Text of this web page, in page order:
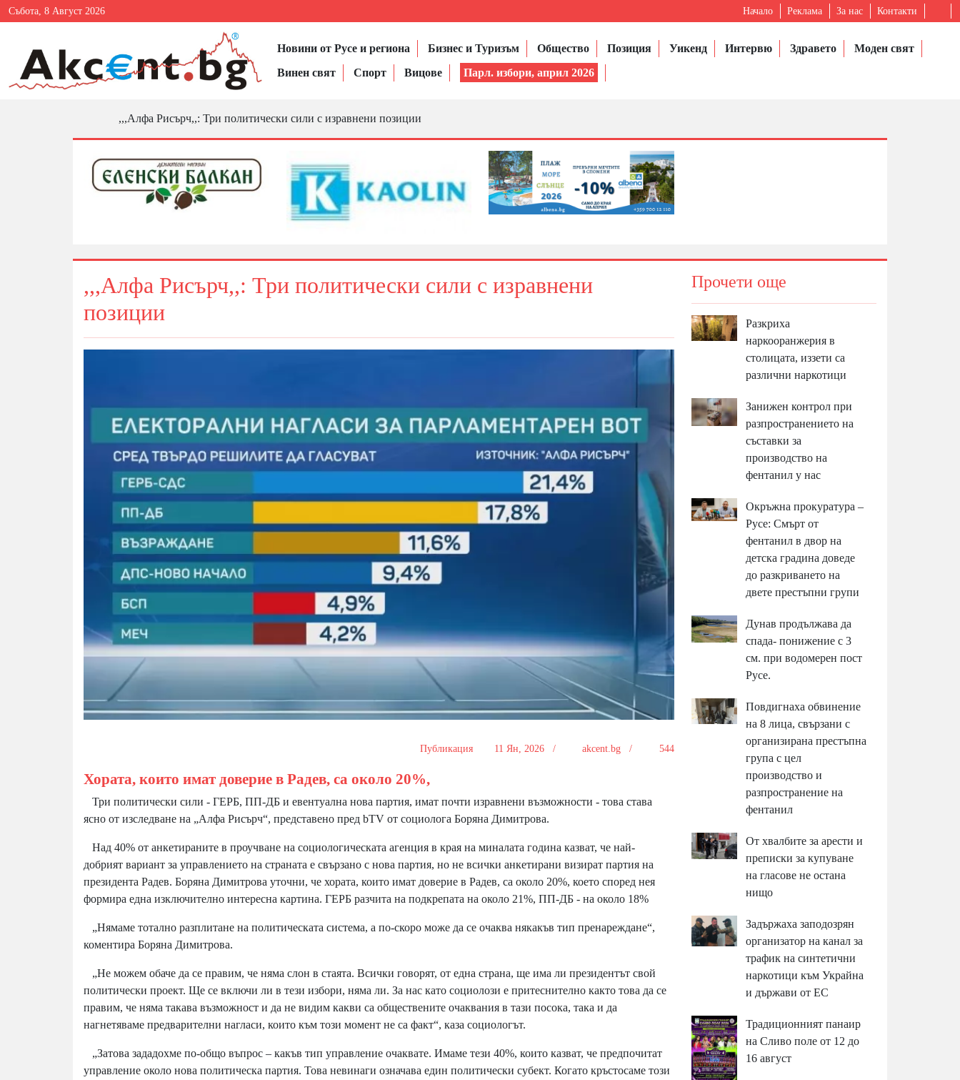
Събота, 8 Август 2026 Начало Реклама За нас Контакти
Новини от Русе и региона Бизнес и Туризъм Общество Позиция Уикенд Интервю Здравето
Моден свят
Винен свят
Спорт Вицове Парл. избори, април 2026
,,,Алфа Рисърч,,: Три политически сили с изравнени позиции
,,,Алфа Рисърч,,: Три политически сили с изравнени
позиции
Публикация 11 Ян, 2026 / akcent.bg / 544
Хората, които имат доверие в Радев, са около 20%,
Три политически сили - ГЕРБ, ПП-ДБ и евентуална нова партия, имат почти изравнени възможности - това става
ясно от изследване на „Алфа Рисърч“, представено пред bTV от социолога Боряна Димитрова.
Над 40% от анкетираните в проучване на социологическата агенция в края на миналата година казват, че най-
добрият вариант за управлението на страната е свързано с нова партия, но не всички анкетирани визират партия на
президента Радев. Боряна Димитрова уточни, че хората, които имат доверие в Радев, са около 20%, което според нея
формира една изключително интересна картина. ГЕРБ разчита на подкрепата на около 21%, ПП-ДБ - на около 18%
„Нямаме тотално разплитане на политическата система, а по-скоро може да се очаква някакъв тип пренареждане“,
коментира Боряна Димитрова.
„Не можем обаче да се правим, че няма слон в стаята. Всички говорят, от една страна, ще има ли президентът свой
политически проект. Ще се включи ли в тези избори, няма ли. За нас като социолози е притеснително както това да се
правим, че няма такава възможност и да не видим какви са обществените очаквания в тази посока, така и да
нагнетяваме предварителни нагласи, които към този момент не са факт“, каза социологът.
„Затова зададохме по-общо въпрос – какъв тип управление очаквате. Имаме тези 40%, които казват, че предпочитат
управление около нова политическа партия. Това невинаги означава един политически субект. Когато кръстосаме този
Прочети още
Разкриха
наркооранжерия в
столицата, иззети са
различни наркотици
Занижен контрол при
разпространението на
съставки за
производство на
фентанил у нас
Окръжна прокуратура –
Русе: Смърт от
фентанил в двор на
детска градина доведе
до разкриването на
двете престъпни групи
Дунав продължава да
спада- понижение с 3
см. при водомерен пост
Русе.
Повдигнаха обвинение
на 8 лица, свързани с
организирана престъпна
група с цел
производство и
разпространение на
фентанил
От хвалбите за арести и
преписки за купуване
на гласове не остана
нищо
Задържаха заподозрян
организатор на канал за
трафик на синтетични
наркотици към Украйна
и държави от ЕС
Традиционният панаир
на Сливо поле от 12 до
16 август